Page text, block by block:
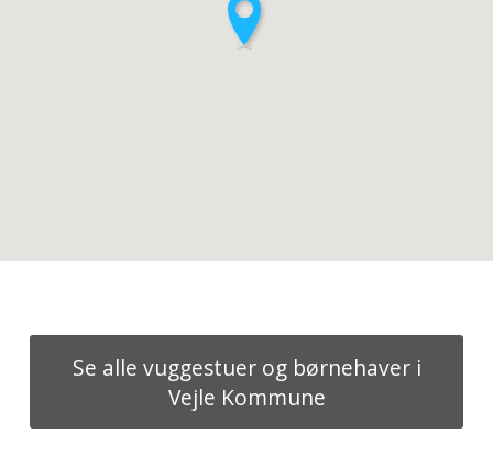
Se alle vuggestuer og børnehaver i
Vejle Kommune